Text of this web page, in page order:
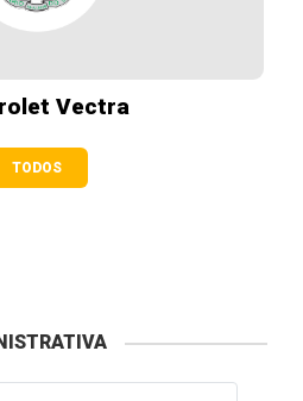
Vectra
TODOS